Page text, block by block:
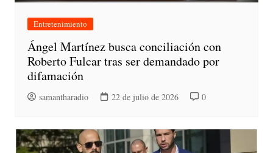
Entretenimiento
Ángel Martínez busca conciliación con
Roberto Fulcar tras ser demandado por
difamación
samantharadio 22 de julio de 2026 0